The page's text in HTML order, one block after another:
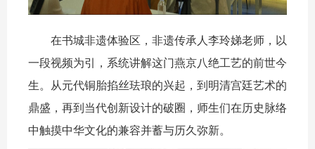
在书城非遗体验区，非遗传承人李玲娣老师，以
一段视频为引，系统讲解这门燕京八绝工艺的前世今
生。从元代铜胎掐丝珐琅的兴起，到明清宫廷艺术的
鼎盛，再到当代创新设计的破圈，师生们在历史脉络
中触摸中华文化的兼容并蓄与历久弥新。